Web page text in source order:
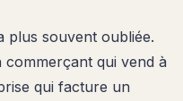
plus souvent oubliée.
qui vend à
qui facture un